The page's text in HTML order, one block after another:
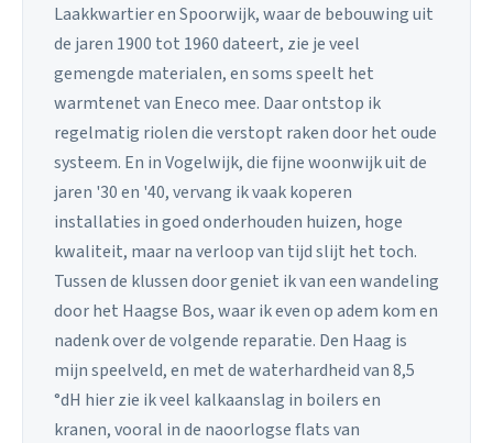
Laakkwartier en Spoorwijk, waar de bebouwing uit
de jaren 1900 tot 1960 dateert, zie je veel
gemengde materialen, en soms speelt het
warmtenet van Eneco mee. Daar ontstop ik
regelmatig riolen die verstopt raken door het oude
systeem. En in Vogelwijk, die fijne woonwijk uit de
jaren '30 en '40, vervang ik vaak koperen
installaties in goed onderhouden huizen, hoge
kwaliteit, maar na verloop van tijd slijt het toch.
Tussen de klussen door geniet ik van een wandeling
door het Haagse Bos, waar ik even op adem kom en
nadenk over de volgende reparatie. Den Haag is
mijn speelveld, en met de waterhardheid van 8,5
°dH hier zie ik veel kalkaanslag in boilers en
kranen, vooral in de naoorlogse flats van